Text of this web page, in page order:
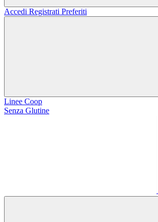
Accedi Registrati Preferiti
Linee Coop
Senza Glutine